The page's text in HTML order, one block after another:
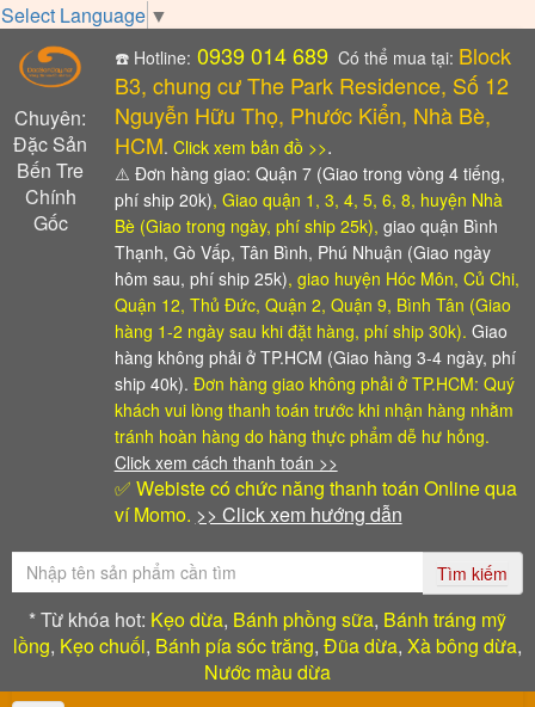
Select Language ▼
Chuyên:
Đặc Sản
Bến Tre
Chính
Gốc
☎️ Hotline: 0939 014 689 Có thể mua tại: Block
B3, chung cư The Park Residence, Số 12
Nguyễn Hữu Thọ, Phước Kiển, Nhà Bè,
HCM. Click xem bản đồ >>.
⚠️ Đơn hàng giao: Quận 7 (Giao trong vòng 4 tiếng,
phí ship 20k), Giao quận 1, 3, 4, 5, 6, 8, huyện Nhà
Bè (Giao trong ngày, phí ship 25k), giao quận Bình
Thạnh, Gò Vấp, Tân Bình, Phú Nhuận (Giao ngày
hôm sau, phí ship 25k), giao huyện Hóc Môn, Củ Chi,
Quận 12, Thủ Đức, Quận 2, Quận 9, Bình Tân (Giao
hàng 1-2 ngày sau khi đặt hàng, phí ship 30k). Giao
hàng không phải ở TP.HCM (Giao hàng 3-4 ngày, phí
ship 40k). Đơn hàng giao không phải ở TP.HCM: Quý
khách vui lòng thanh toán trước khi nhận hàng nhằm
tránh hoàn hàng do hàng thực phẩm dễ hư hỏng.
Click xem cách thanh toán >>
✅ Webiste có chức năng thanh toán Online qua
ví Momo. >> Click xem hướng dẫn
Tìm kiếm
* Từ khóa hot: Kẹo dừa, Bánh phồng sữa, Bánh tráng mỹ
lồng, Kẹo chuối, Bánh pía sóc trăng, Đũa dừa, Xà bông dừa,
Nước màu dừa